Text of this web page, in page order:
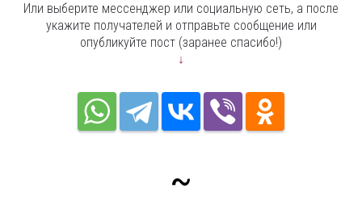
Или выберите мессенджер или социальную сеть, а после
укажите получателей и отправьте сообщение или
опубликуйте пост (заранее спасибо!)
↓
~